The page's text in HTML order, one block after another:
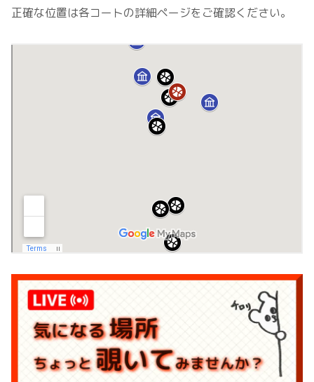
正確な位置は各コートの詳細ページをご確認ください。